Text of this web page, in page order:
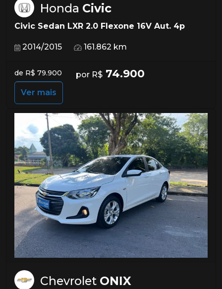
Honda Civic
Civic Sedan LXR 2.0 Flexone 16V Aut. 4p
2014/2015 161.862 km
de R$ 79.900 por R$ 74.900
Ver mais
Chevrolet ONIX